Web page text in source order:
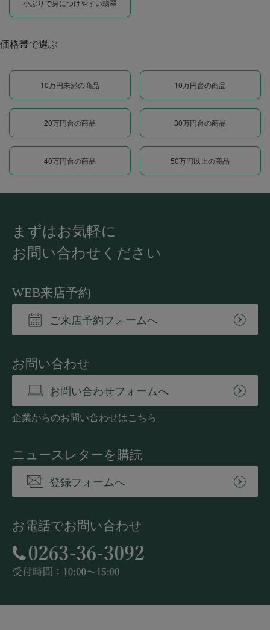
小ぶりで身につけやすい翡翠
価格帯で選ぶ
10万円未満の商品 10万円台の商品
20万円台の商品 30万円台の商品
40万円台の商品 50万円以上の商品
まずはお気軽に
お問い合わせください
WEB来店予約
ご来店予約フォームへ
お問い合わせ
お問い合わせフォームへ
企業からのお問い合わせはこちら
ニュースレターを購読
登録フォームへ
お電話でお問い合わせ